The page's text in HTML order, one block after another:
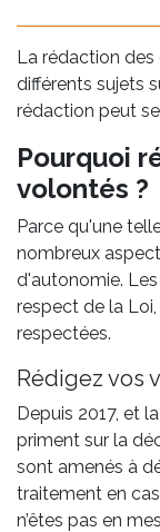
La rédaction
différents sujets
rédaction peut
Pourquoi
volontés ?
Parce qu'une
nombreux
d'autonomie.
respect de la
respectées.
Rédigez vos
Depuis 2017, et
priment sur la
sont amenés à
traitement en
n’êtes pas en